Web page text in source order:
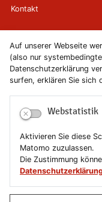
Auf unserer Webseite
(also nur
Datenschutzerklärung
surfen, erklären Sie sich
Webstatistik
Aktivieren Sie diese
Matomo zuzulassen.
Die Zustimmung
Kontakt
Newsletterabmeldung
Datenschutzerklärung
Erklärung zur
Leichte Sprache
Sitemap